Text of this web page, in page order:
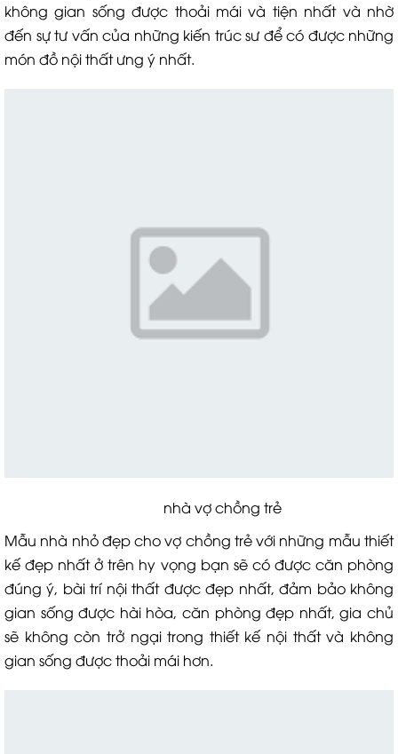
không gian sống được thoải mái và tiện nhất và nhờ
đến sự tư vấn của những kiến trúc sư để có được những
món đồ nội thất ưng ý nhất.
nhà vợ chồng trẻ
Mẫu nhà nhỏ đẹp cho vợ chồng trẻ với những mẫu thiết
kế đẹp nhất ở trên hy vọng bạn sẽ có được căn phòng
đúng ý, bài trí nội thất được đẹp nhất, đảm bảo không
gian sống được hài hòa, căn phòng đẹp nhất, gia chủ
sẽ không còn trở ngại trong thiết kế nội thất và không
gian sống được thoải mái hơn.